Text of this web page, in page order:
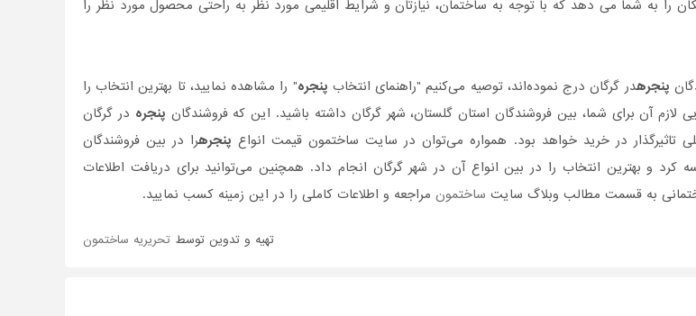
را به شما می دهد که با توجه به ساختمان، نیازتان و شرایط اقلیمی مورد نظر به راحتی محصول مورد نظر را
پنجرهدر گرگان درج نموده‌اند، توصیه می‌کنیم "راهنمای انتخاب پنجره" را مشاهده نمایید، تا بهترین انتخاب را
لازم آن برای شما، بین فروشندگان استان گلستان، شهر گرگان داشته باشید. این که فروشندگان پنجره در گرگان
تاثیر‌گذار در خرید خواهد بود. همواره می‌توان در سایت ساختمون قیمت انواع پنجرهرا در بین فروشندگان
کرد و بهترین انتخاب را در بین انواع آن در شهر گرگان انجام داد. همچنین می‌توانید برای دریافت اطلاعات
به قسمت مطالب وبلاگ سایت ساختمون مراجعه و اطلاعات کاملی را در این زمینه کسب نمایید.
تهیه و تدوین توسط تحریریه ساختمون